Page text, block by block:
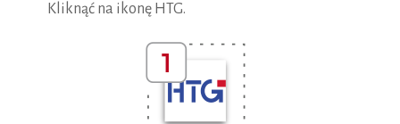
Kliknąć na ikonę HTG.